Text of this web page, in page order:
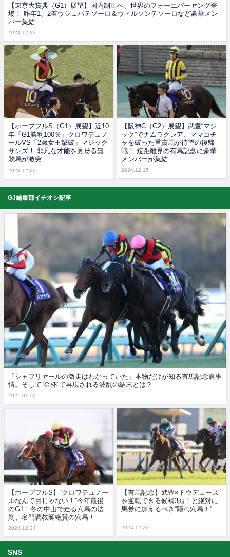
【東京大賞典（G1）展望】国内制圧へ、世界のフォーエバーヤング登
場！ 昨年1、2着ウシュバテソーロ＆ウィルソンテソーロなど豪華メン
バー集結
2024.12.22
【ホープフルS（G1）展望】近10
年「G1勝利100％」クロワデュノ
ールVS「2歳女王撃破」マジック
サンズ！ 非凡な才能を見せる無
敗馬が激突
2024.12.22
【阪神C（G2）展望】武豊“マジ
ック”でナムラクレア、ママコチ
ャを破った重賞馬が待望の復帰
戦！ 短距離界の有馬記念に豪華
メンバーが集結
2024.12.15
GJ編集部イチオシ記事
「シャフリヤールの激走はわかっていた」本物だけが知る有馬記念裏事
情。そして“金杯”で再現される波乱の結末とは？
2025.01.02
【ホープフルS】“クロワデュノー
ルなんて目じゃない！”今年最後
のG1！冬の中山で走る穴馬の法
則、名門調教師絶賛の穴馬！
2024.12.24
【有馬記念】武豊×ドウデュース
を逆転できる候補3頭！と絶対に
馬券に加えるべき“隠れ穴馬！”
2024.12.20
SNS